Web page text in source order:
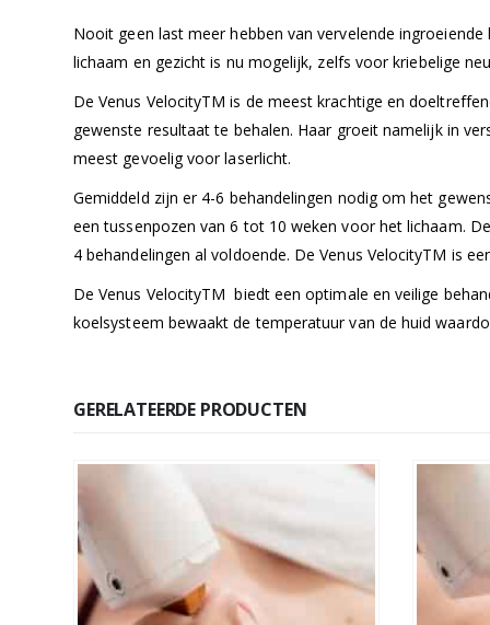
Nooit geen last meer hebben van vervelende
lichaam en gezicht is nu mogelijk, zelfs voor kriebelige
De Venus VelocityTM is de meest krachtige en
gewenste resultaat te behalen. Haar groeit namelijk in
meest gevoelig voor laserlicht.
Gemiddeld zijn er 4-6 behandelingen nodig om het
een tussenpozen van 6 tot 10 weken voor het lichaam.
4 behandelingen al voldoende. De Venus VelocityTM is
De Venus VelocityTM biedt een optimale en veilige
koelsysteem bewaakt de temperatuur van de huid
GERELATEERDE PRODUCTEN